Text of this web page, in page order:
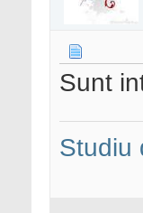
Sunt
Studiu